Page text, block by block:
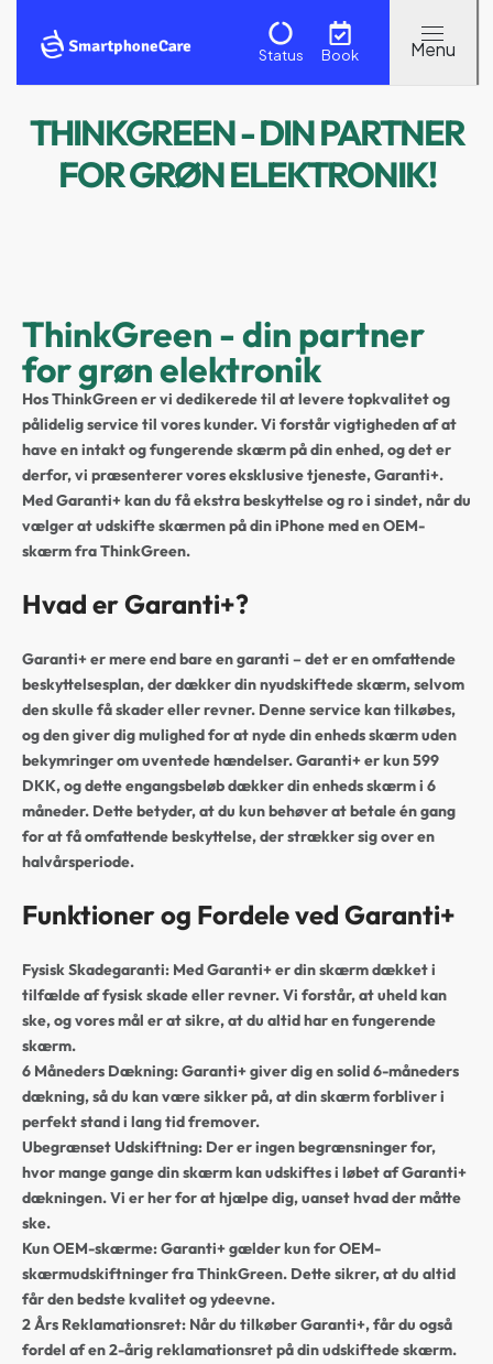
Status Book
THINKGREEN - DIN PARTNER
FOR GRØN ELEKTRONIK!
ThinkGreen - din partner
for grøn elektronik
Hos ThinkGreen er vi dedikerede til at levere topkvalitet og
pålidelig service til vores kunder. Vi forstår vigtigheden af at
have en intakt og fungerende skærm på din enhed, og det er
derfor, vi præsenterer vores eksklusive tjeneste, Garanti+.
Med Garanti+ kan du få ekstra beskyttelse og ro i sindet, når du
vælger at udskifte skærmen på din iPhone med en OEM-
skærm fra ThinkGreen.
Hvad er Garanti+?
Garanti+ er mere end bare en garanti – det er en omfattende
beskyttelsesplan, der dækker din nyudskiftede skærm, selvom
den skulle få skader eller revner. Denne service kan tilkøbes,
og den giver dig mulighed for at nyde din enheds skærm uden
bekymringer om uventede hændelser. Garanti+ er kun599
DKK,og dette engangsbeløb dækker din enheds skærm i 6
måneder. Dette betyder, at du kun behøver at betale én gang
for at få omfattende beskyttelse, der strækker sig over en
halvårsperiode.
Funktioner og Fordele ved Garanti+
Fysisk Skadegaranti: Med Garanti+ er din skærm dækket i
tilfælde af fysisk skade eller revner. Vi forstår, at uheld kan
ske, og vores mål er at sikre, at du altid har en fungerende
skærm.
6 Måneders Dækning:Garanti+ giver dig en solid 6-måneders
dækning, så du kan være sikker på, at din skærm forbliver i
perfekt stand i lang tid fremover.
Ubegrænset Udskiftning: Der er ingen begrænsninger for,
hvor mange gange din skærm kan udskiftes i løbet af Garanti+
dækningen. Vi er her for at hjælpe dig, uanset hvad der måtte
ske.
Kun OEM-skærme:Garanti+ gælder kun for OEM-
skærmudskiftninger fra ThinkGreen. Dette sikrer, at du altid
får den bedste kvalitet og ydeevne.
2 Års Reklamationsret: Når du tilkøber Garanti+, får du også
fordel af en 2-årig reklamationsret på din udskiftede skærm.